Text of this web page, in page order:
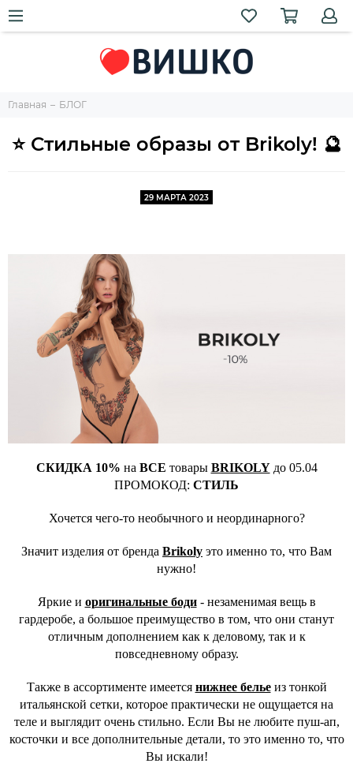
Главная БЛОГ
⭐ Стильные образы от Brikoly! 🔮
29 МАРТА 2023
СКИДКА 10% на ВСЕ товары BRIKOLYдо 05.04
ПРОМОКОД: СТИЛЬ
Хочется чего-то необычного и неординарного?
Значит изделия от бренда Brikoly это именно то, что Вам
нужно!
Яркие и оригинальные боди- незаменимая вещь в
гардеробе, а большое преимущество в том, что они станут
отличным дополнением как к деловому, так и к
повседневному образу.
Также в ассортименте имеется нижнее бельеиз тонкой
итальянской сетки, которое практически не ощущается на
теле и выглядит очень стильно. Если Вы не любите пуш-ап,
косточки и все дополнительные детали, то это именно то, что
Вы искали!